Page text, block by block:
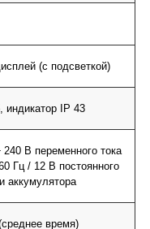
(с подсветкой)
индикатор IP 43
240 В переменного тока
Гц / 12 В постоянного
аккумулятора
время)